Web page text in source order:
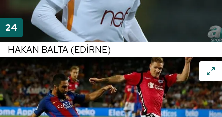
HAKAN BALTA (EDİRNE)